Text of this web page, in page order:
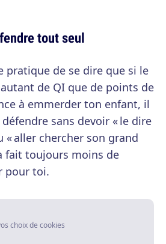
tout seul
pratique de se dire que si le
de QI que de points de
à emmerder ton enfant, il
sans devoir « le dire
« aller chercher son grand
fait toujours moins de
pour toi.
choix de cookies